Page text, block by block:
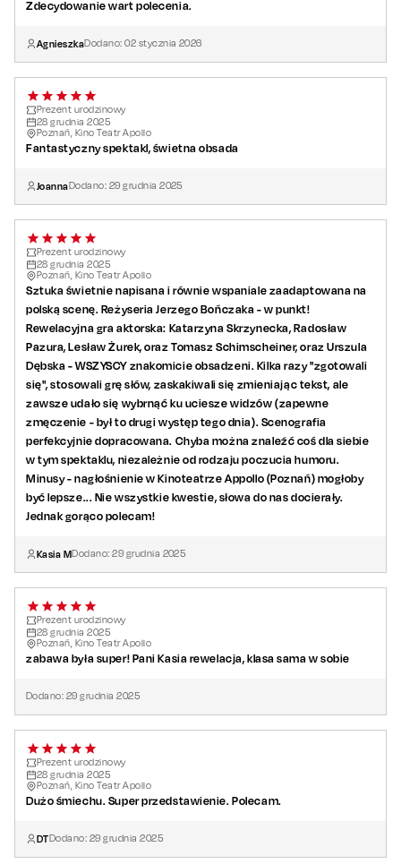
Obsada:
Liz: Katarzyna Skrzynecka/ Katarzyna Pakosińska / Anna Guzik /
Anna Modrzejewska
Kate:Katarzyna Ptasińska/Dominika Kryszczyńska/ Urszula
Dębska
Tony:Rafał Cieszyński
Bob:Tomasz Dedek/Radosław Pazura
Reżyseria:Jerzy Bończak
Zdecydowanie wart polecenia.
AgnieszkaDodano:02 stycznia 2026
Prezent urodzinowy
28 grudnia 2025
Poznań, Kino Teatr Apollo
Fantastyczny spektakl, świetna obsada
JoannaDodano: 29 grudnia 2025
Prezent urodzinowy
28 grudnia 2025
Poznań, Kino Teatr Apollo
Sztuka świetnie napisana i równie wspaniale zaadaptowana na
polską scenę. Reżyseria Jerzego Bończaka - w punkt!
Rewelacyjna gra aktorska: Katarzyna Skrzynecka, Radosław
Pazura, Lesław Żurek, oraz Tomasz Schimscheiner, oraz Urszula
Dębska - WSZYSCY znakomicie obsadzeni. Kilka razy "zgotowali
się", stosowali grę słów, zaskakiwali się zmieniając tekst, ale
zawsze udało się wybrnąć ku uciesze widzów (zapewne
zmęczenie - był to drugi występ tego dnia). Scenografia
perfekcyjnie dopracowana. Chyba można znaleźć coś dla siebie
w tym spektaklu, niezależnie od rodzaju poczucia humoru.
Minusy - nagłośnienie w Kinoteatrze Appollo (Poznań) mogłoby
być lepsze... Nie wszystkie kwestie, słowa do nas docierały.
Jednak gorąco polecam!
Kasia MDodano:29 grudnia 2025
Prezent urodzinowy
28 grudnia 2025
Poznań, Kino Teatr Apollo
zabawa była super! Pani Kasia rewelacja, klasa sama w sobie
Dodano: 29 grudnia 2025
Prezent urodzinowy
28 grudnia 2025
Poznań, Kino Teatr Apollo
Dużo śmiechu. Super przedstawienie. Polecam.
DTDodano: 29 grudnia 2025